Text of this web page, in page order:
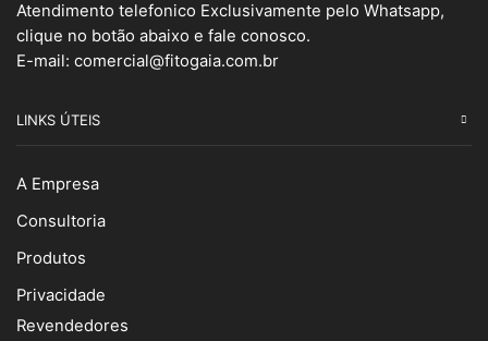
Atendimento telefonico Exclusivamente pelo Whatsapp,
clique no botão abaixo e fale conosco.
E-mail: comercial@fitogaia.com.br
LINKS ÚTEIS
A Empresa
Consultoria
Produtos
Privacidade
Revendedores